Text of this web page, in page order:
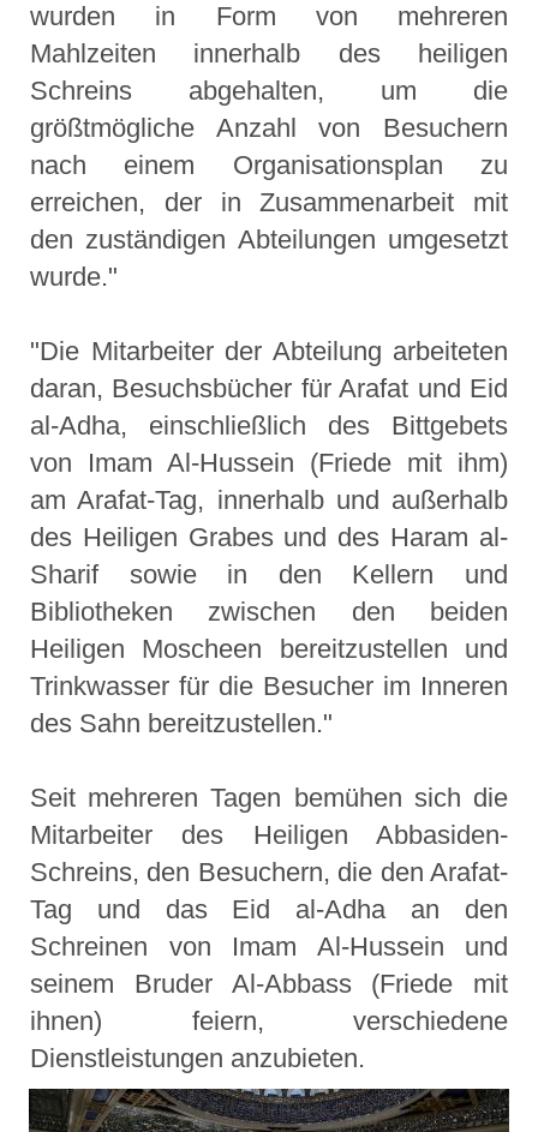
wurden in Form von mehreren
Mahlzeiten innerhalb des heiligen
Schreins abgehalten, um die
größtmögliche Anzahl von Besuchern
nach einem Organisationsplan zu
erreichen, der in Zusammenarbeit mit
den zuständigen Abteilungen umgesetzt
wurde."
"Die Mitarbeiter der Abteilung arbeiteten
daran, Besuchsbücher für Arafat und Eid
al-Adha, einschließlich des Bittgebets
von Imam Al-Hussein (Friede mit ihm)
am Arafat-Tag, innerhalb und außerhalb
des Heiligen Grabes und des Haram al-
Sharif sowie in den Kellern und
Bibliotheken zwischen den beiden
Heiligen Moscheen bereitzustellen und
Trinkwasser für die Besucher im Inneren
des Sahn bereitzustellen."
Seit mehreren Tagen bemühen sich die
Mitarbeiter des Heiligen Abbasiden-
Schreins, den Besuchern, die den Arafat-
Tag und das Eid al-Adha an den
Schreinen von Imam Al-Hussein und
seinem Bruder Al-Abbass (Friede mit
ihnen) feiern, verschiedene
Dienstleistungen anzubieten.